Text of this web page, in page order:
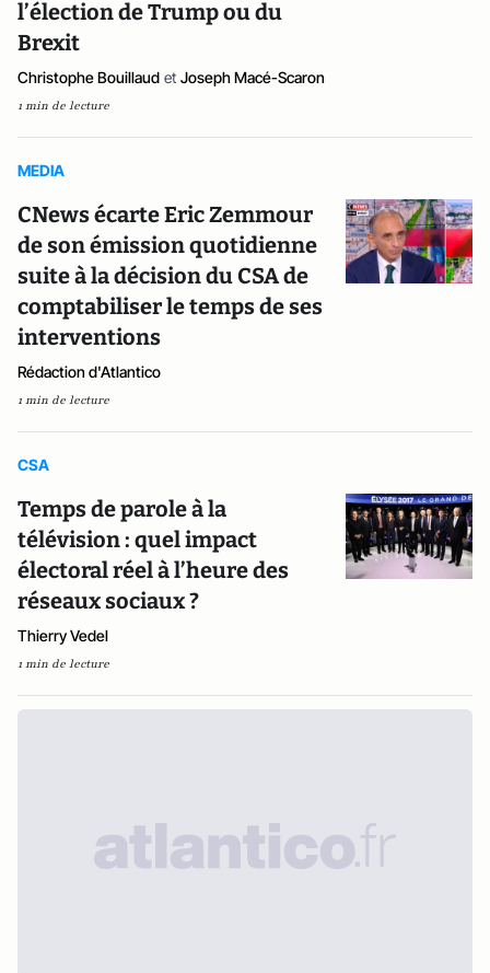
l’élection de Trump ou du
Brexit
Christophe Bouillaud et Joseph Macé-Scaron
1 min de lecture
MEDIA
CNews écarte Eric Zemmour
de son émission quotidienne
suite à la décision du CSA de
comptabiliser le temps de ses
interventions
Rédaction d'Atlantico
1 min de lecture
CSA
Temps de parole à la
télévision : quel impact
électoral réel à l’heure des
réseaux sociaux ?
Thierry Vedel
1 min de lecture